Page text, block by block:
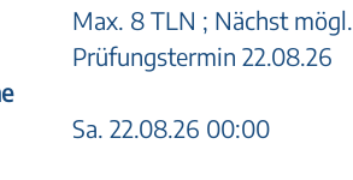
Max. 8 TLN ; Nächst mögl.
Prüfungstermin 22.08.26
Sa. 22.08.26 00:00